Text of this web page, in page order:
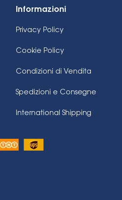
Informazioni
Privacy Policy
Cookie Policy
Condizioni di Vendita
Spedizioni e Consegne
International Shipping